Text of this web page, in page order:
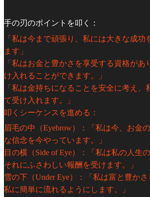
手の刃のポイントを叩く：
「私は今まで頑張り、私には大きな成功
ます」
「私はお金と豊かさを享受する資格があ
け入れることができます。」
「私は金持ちになることを安全に考え、
て受け入れます。」
叩くシーケンスを進める：
眉毛の中（Eyebrow）：「私は今、お金
な信念を今やっています。」
目の横（Side of Eye）：「私は私の人生
それにふさわしい報酬を受けます。」
雪の下（Under Eye）：「私は富と豊か
私に簡単に流れるようにします。」